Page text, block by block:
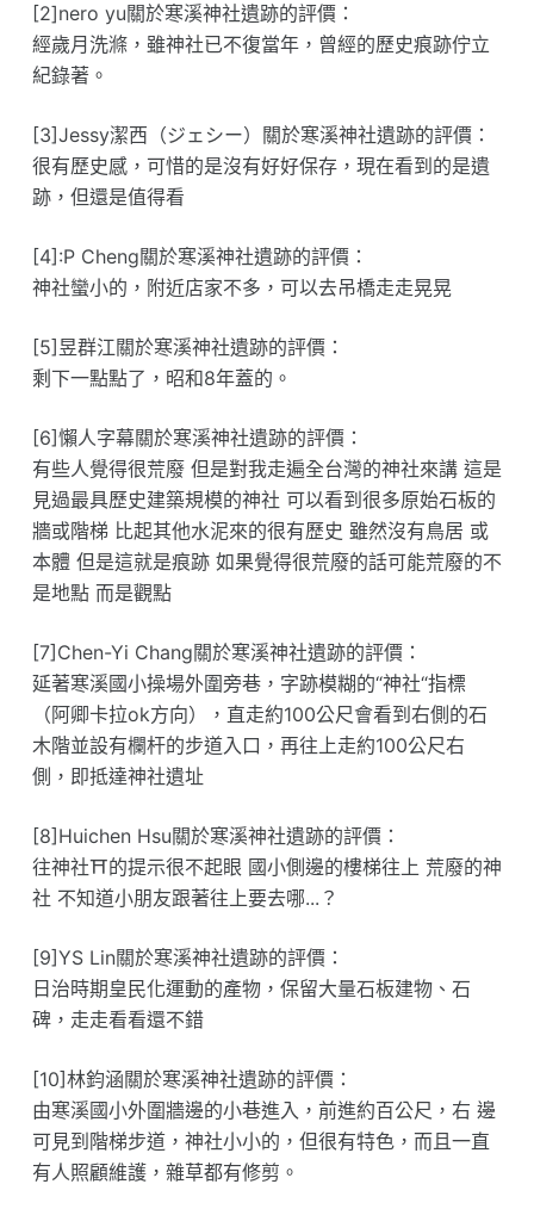
[2]nero yu關於寒溪神社遺跡的評價：
經歲月洗滌，雖神社已不復當年，曾經的歷史痕跡佇立
紀錄著。
[3]Jessy潔西（ジェシー）關於寒溪神社遺跡的評價：
很有歷史感，可惜的是沒有好好保存，現在看到的是遺
跡，但還是值得看
[4]:P Cheng關於寒溪神社遺跡的評價：
神社蠻小的，附近店家不多，可以去吊橋走走晃晃
[5]昱群江關於寒溪神社遺跡的評價：
剩下一點點了，昭和8年蓋的。
[6]懶人字幕關於寒溪神社遺跡的評價：
有些人覺得很荒廢 但是對我走遍全台灣的神社來講 這是
見過最具歷史建築規模的神社 可以看到很多原始石板的
牆或階梯 比起其他水泥來的很有歷史 雖然沒有鳥居 或
本體 但是這就是痕跡 如果覺得很荒廢的話可能荒廢的不
是地點 而是觀點
[7]Chen-Yi Chang關於寒溪神社遺跡的評價：
延著寒溪國小操場外圍旁巷，字跡模糊的“神社“指標
（阿卿卡拉ok方向），直走約100公尺會看到右側的石
木階並設有欄杆的步道入口，再往上走約100公尺右
側，即抵達神社遺址
[8]Huichen Hsu關於寒溪神社遺跡的評價：
往神社⛩️的提示很不起眼 國小側邊的樓梯往上 荒廢的神
社 不知道小朋友跟著往上要去哪...？
[9]YS Lin關於寒溪神社遺跡的評價：
日治時期皇民化運動的產物，保留大量石板建物、石
碑，走走看看還不錯
[10]林鈞涵關於寒溪神社遺跡的評價：
由寒溪國小外圍牆邊的小巷進入，前進約百公尺，右 邊
可見到階梯步道，神社小小的，但很有特色，而且一直
有人照顧維護，雜草都有修剪。